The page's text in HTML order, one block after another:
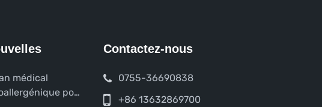
médical
pour
Contactez-nous
0755-36690838
+86 13632869700